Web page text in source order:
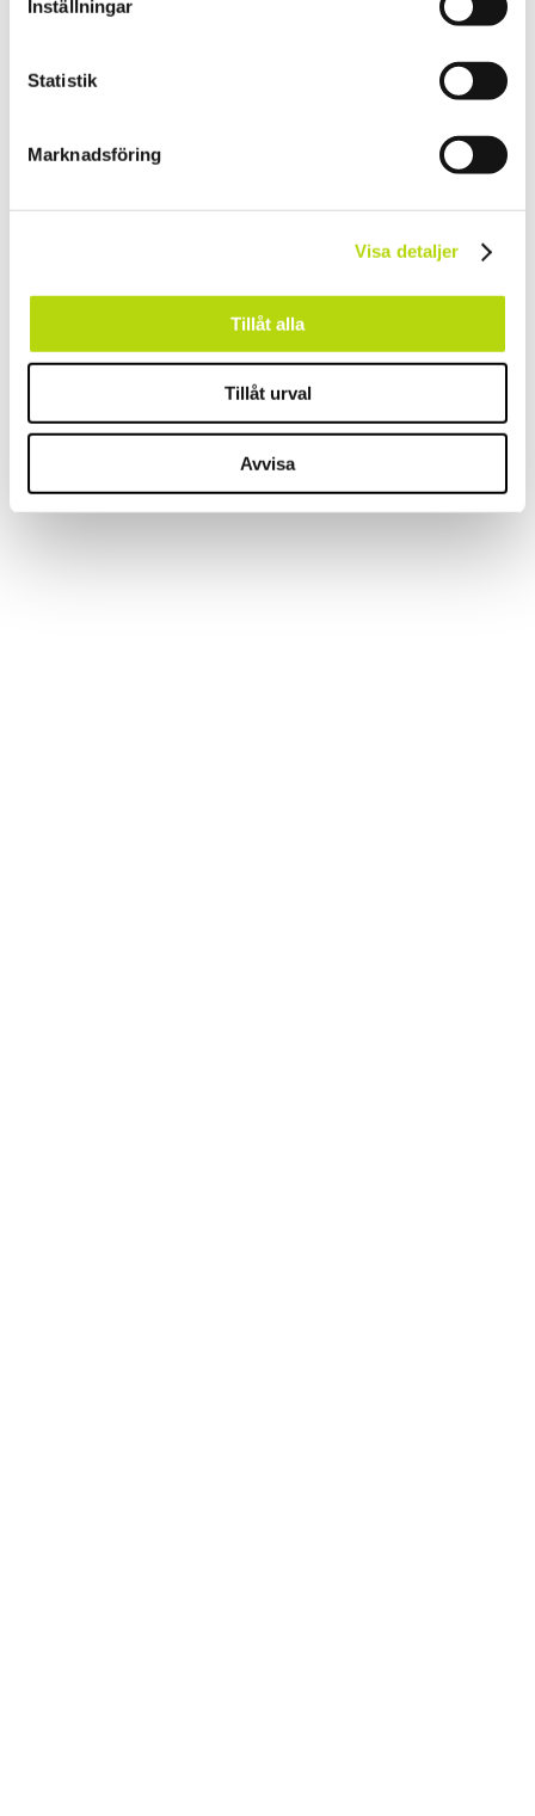
Inställningar
Statistik
Marknadsföring
Visa detaljer
Tillåt alla
Tillåt urval
Avvisa